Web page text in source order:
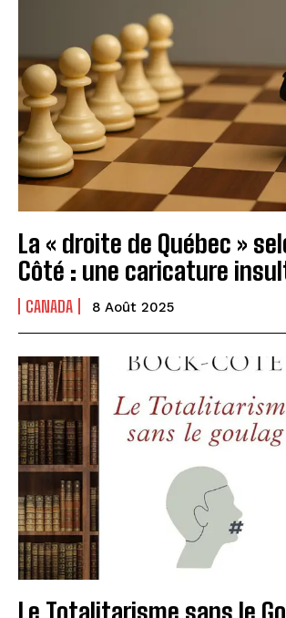
La « droite de Québec »
Côté : une caricature
CANADA 8 Août 2025
Le Totalitarisme sans le